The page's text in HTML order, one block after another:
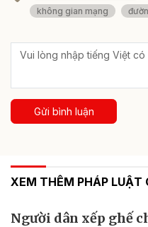
không gian mạng
Gửi bình luận
XEM THÊM PHÁP LUẬT
Người dân xếp ghế